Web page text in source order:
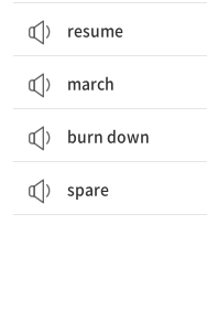
resume
march
burn down
spare